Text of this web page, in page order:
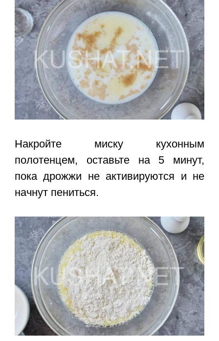
Накройте миску кухонным
полотенцем, оставьте на 5 минут,
пока дрожжи не активируются и не
начнут пениться.